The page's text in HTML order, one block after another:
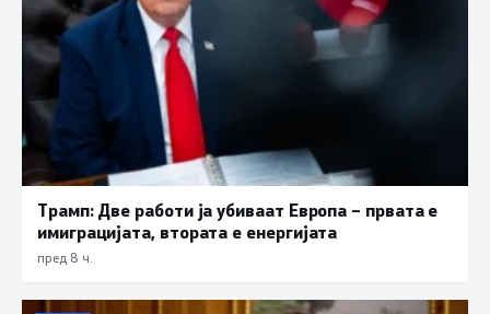
Трамп: Две работи ја убиваат Европа – првата е
имиграцијата, втората е енергијата
пред 8 ч.